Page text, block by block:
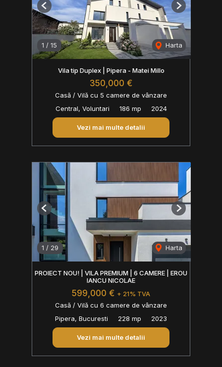
1 / 15 Harta
Previous Next
Vila tip Duplex | Pipera - Matei Millo
350,000 €
Casă / Vilă cu 5 camere de vânzare
Central, Voluntari
186 mp 2024
Vezi mai multe detalii
1 / 29 Harta
Previous Next
PROIECT NOU! | VILA PREMIUM | 6 CAMERE | EROU
IANCU NICOLAE
599,000 € + 21% TVA
Casă / Vilă cu 6 camere de vânzare
Pipera, Bucuresti
228 mp 2023
Vezi mai multe detalii